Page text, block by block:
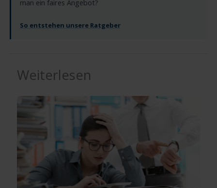
man ein faires Angebot?
So entstehen unsere Ratgeber
Weiterlesen